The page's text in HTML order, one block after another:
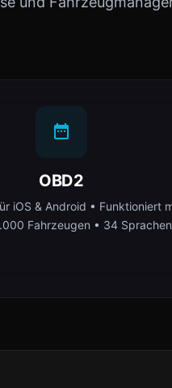
OBD2
iOS & Android • Funktioniert
Fahrzeugen • 34 Sprachen